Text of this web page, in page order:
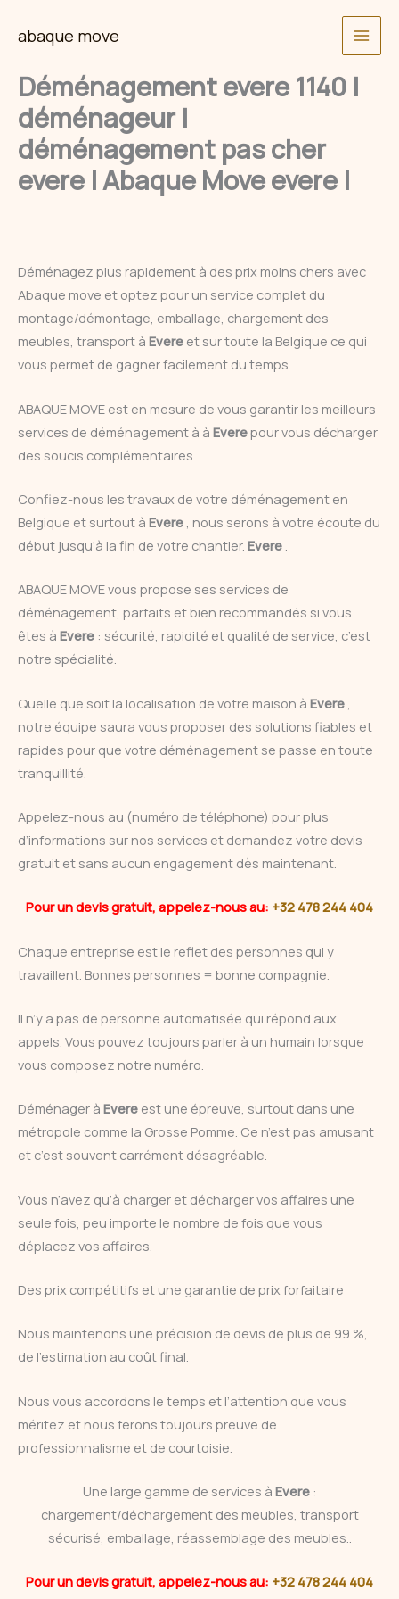
abaque move
Déménagement evere 1140 |
déménageur |
déménagement pas cher
evere | Abaque Move evere |
Déménagez plus rapidement à des prix moins chers avec
Abaque move et optez pour un service complet du
montage/démontage, emballage, chargement des
meubles, transport à Evere et sur toute la Belgique ce qui
vous permet de gagner facilement du temps.
ABAQUE MOVE est en mesure de vous garantir les meilleurs
services de déménagement à à Everepour vous décharger
des soucis complémentaires
Confiez-nous les travaux de votre déménagement en
Belgique et surtout à Evere , nous serons à votre écoute du
début jusqu’à la fin de votre chantier. Evere
ABAQUE MOVE vous propose ses services de
déménagement, parfaits et bien recommandés si vous
êtes à Evere : sécurité, rapidité et qualité de service, c’est
notre spécialité.
Quelle que soit la localisation de votre maison à Evere
notre équipe saura vous proposer des solutions fiables et
rapides pour que votre déménagement se passe en toute
tranquillité.
Appelez-nous au (numéro de téléphone) pour plus
d’informations sur nos services et demandez votre devis
gratuit et sans aucun engagement dès maintenant.
Pour un devis gratuit, appelez-nous au: +32 478 244 404
Chaque entreprise est le reflet des personnes qui y
travaillent. Bonnes personnes = bonne compagnie.
Il n’y a pas de personne automatisée qui répond aux
appels. Vous pouvez toujours parler à un humain lorsque
vous composez notre numéro.
Déménager à Evere est une épreuve, surtout dans une
métropole comme la Grosse Pomme. Ce n’est pas amusant
et c’est souvent carrément désagréable.
Vous n’avez qu’à charger et décharger vos affaires une
seule fois, peu importe le nombre de fois que vous
déplacez vos affaires.
Des prix compétitifs et une garantie de prix forfaitaire
Nous maintenons une précision de devis de plus de 99 %,
de l’estimation au coût final.
Nous vous accordons le temps et l’attention que vous
méritez et nous ferons toujours preuve de
professionnalisme et de courtoisie.
Une large gamme de services à Evere :
chargement/déchargement des meubles, transport
sécurisé, emballage, réassemblage des meubles..
Pour un devis gratuit, appelez-nous au: +32 478 244 404